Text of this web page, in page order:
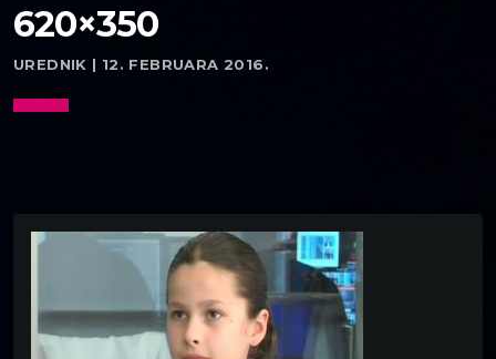
620×350
UREDNIK | 12. FEBRUARA 2016.